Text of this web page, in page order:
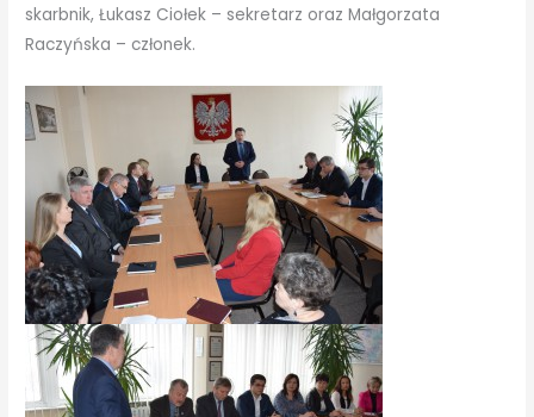
skarbnik, Łukasz Ciołek – sekretarz oraz Małgorzata
Raczyńska – członek.